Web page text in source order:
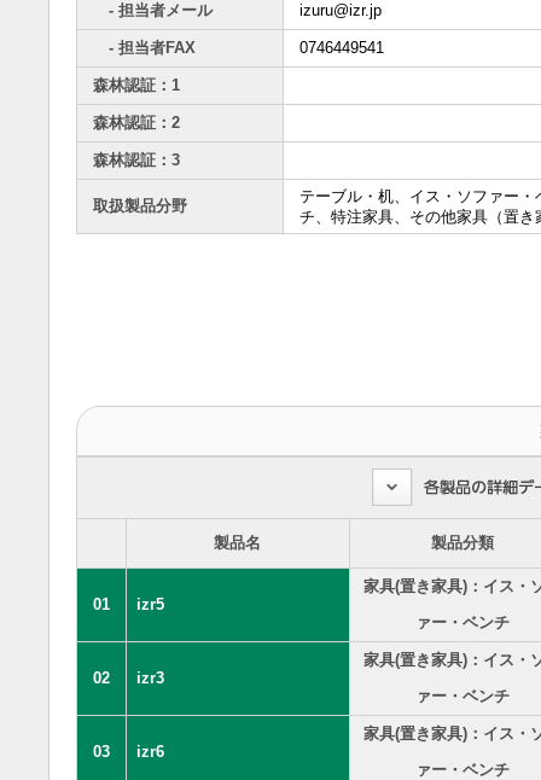
- 担当者メール izuru@izr.jp
- 担当者FAX 0746449541
森林認証：1
森林認証：2
森林認証：3
取扱製品分野
テーブル・机、イス・ソファー・
チ、特注家具、その他家具（置き
製品名 製品分類
01 izr5
家具(置き家具)：イス・
ァー・ベンチ
02 izr3
家具(置き家具)：イス・
ァー・ベンチ
03 izr6
家具(置き家具)：イス・
ァー・ベンチ